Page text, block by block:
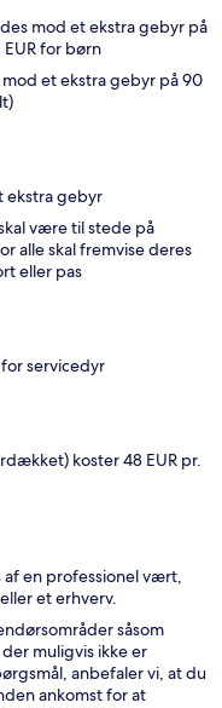
mod et ekstra gebyr på
EUR for børn
et ekstra gebyr på 90
ekstra gebyr
være til stede på
alle skal fremvise deres
eller pas
servicedyr
koster 48 EUR pr.
en professionel vært,
et erhverv.
såsom
muligvis ikke er
anbefaler vi, at du
ankomst for at